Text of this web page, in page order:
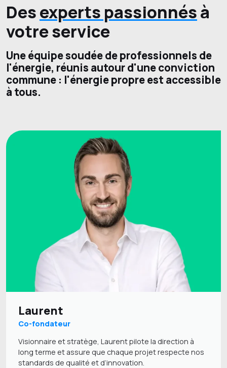
Desexperts passionnésà
votre service
Une équipe soudée de professionnels de
l'énergie, réunis autour d'une conviction
commune : l'énergie propre est accessible
à tous.
Laurent
Co-fondateur
Visionnaire et stratège, Laurent pilote la direction à
long terme et assure que chaque projet respecte nos
standards de qualité et d’innovation.